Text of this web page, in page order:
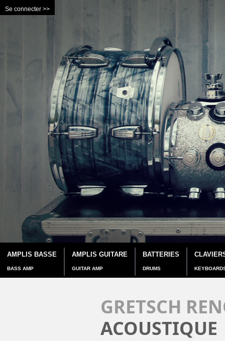
Se connecter >>
AMPLIS BASSE
BASS AMP
AMPLIS GUITARE
GUITAR AMP
BATTERIES
DRUMS
GRETSCH
ACOUSTIQUE